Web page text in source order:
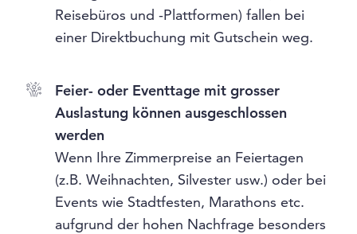
Reisebüros und -Plattformen) fallen bei
einer Direktbuchung mit Gutschein weg.
Feier- oder Eventtage mit grosser
Auslastung können ausgeschlossen
werden
Wenn Ihre Zimmerpreise an Feiertagen
(z.B. Weihnachten, Silvester usw.) oder bei
Events wie Stadtfesten, Marathons etc.
aufgrund der hohen Nachfrage besonders